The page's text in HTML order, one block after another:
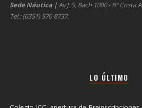
Sede Náutica |Av J. S. Bach 1000 - Bº Costa
Tel.: (0351) 570-8737.
LO ÚLTIMO